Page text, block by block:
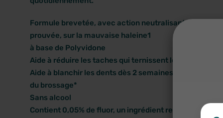
Formule brevetée, avec action neutralisante de 12
prouvée, sur la mauvaise haleine1
à base de Polyvidone
Aide à réduire les taches qui ternissent les dents et
Aide à blanchir les dents dès 2 semaines, utilisé 2 fois
du brossage*
Sans alcool
Contient 0,05% de fluor, un ingrédient reconnu pour